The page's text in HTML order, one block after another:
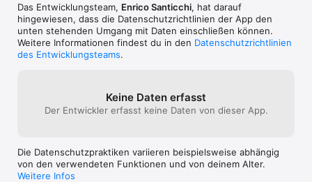
Das Entwicklungsteam, Enrico Santicchi, hat darauf
hingewiesen, dass die Datenschutz­richtlinien der App den
unten stehenden Umgang mit Daten einschließen können.
Weitere Informationen findest du in den Datenschutzrichtlinien
des Entwicklungsteams.
Keine Daten erfasst
Der Entwickler erfasst keine Daten von dieser App.
Die Datenschutzpraktiken variieren beispielsweise abhängig
von den verwendeten Funktionen und von deinem Alter.
Weitere Infos